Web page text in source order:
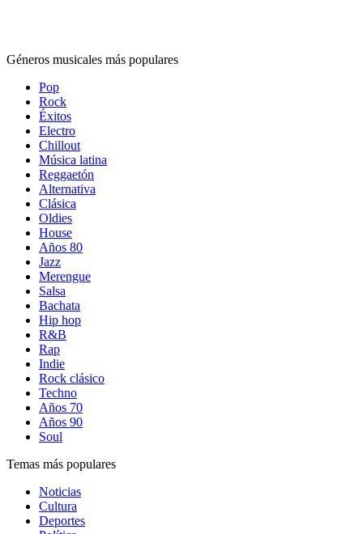
Géneros musicales más populares
Pop
Rock
Éxitos
Electro
Chillout
Música latina
Reggaetón
Alternativa
Clásica
Oldies
House
Años 80
Jazz
Merengue
Salsa
Bachata
Hip hop
R&B
Rap
Indie
Rock clásico
Techno
Años 70
Años 90
Soul
Temas más populares
Noticias
Cultura
Deportes